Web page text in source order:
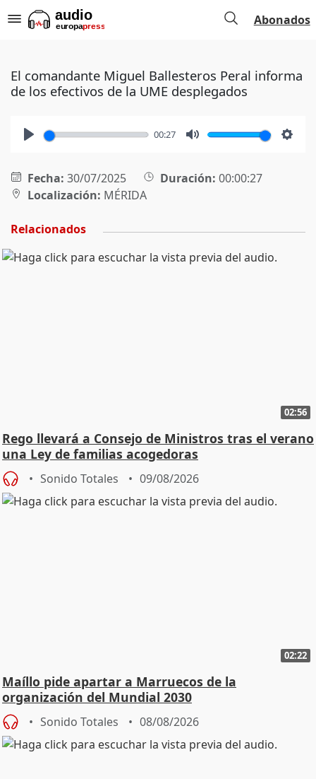
Abonados
El comandante Miguel Ballesteros Peral informa
de los efectivos de la UME desplegados
00:27
Fecha: 30/07/2025 Duración: 00:00:27
Localización: MÉRIDA
Relacionados
02:56
Rego llevará a Consejo de Ministros tras el verano
una Ley de familias acogedoras
Sonido Totales 09/08/2026
02:22
Maíllo pide apartar a Marruecos de la
organización del Mundial 2030
Sonido Totales 08/08/2026